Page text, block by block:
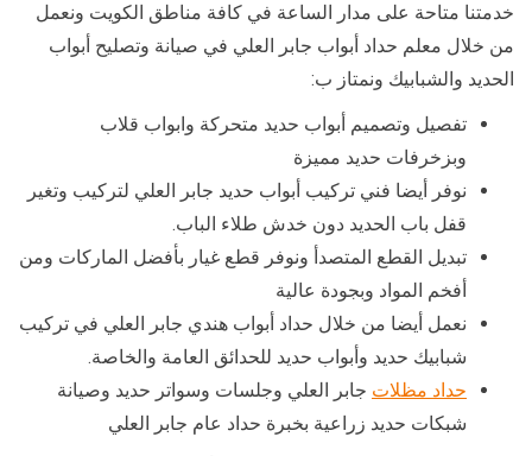
خدمتنا متاحة على مدار الساعة في كافة مناطق الكويت ونعمل
من خلال معلم حداد أبواب جابر العلي في صيانة وتصليح أبواب
الحديد والشبابيك ونمتاز ب:
تفصيل وتصميم أبواب حديد متحركة وابواب قلاب
وبزخرفات حديد مميزة
نوفر أيضا فني تركيب أبواب حديد جابر العلي لتركيب وتغير
قفل باب الحديد دون خدش طلاء الباب.
تبديل القطع المتصدأ ونوفر قطع غيار بأفضل الماركات ومن
أفخم المواد وبجودة عالية
نعمل أيضا من خلال حداد أبواب هندي جابر العلي في تركيب
شبابيك حديد وأبواب حديد للحدائق العامة والخاصة.
حداد مظلات جابر العلي وجلسات وسواتر حديد وصيانة
شبكات حديد زراعية بخبرة حداد عام جابر العلي